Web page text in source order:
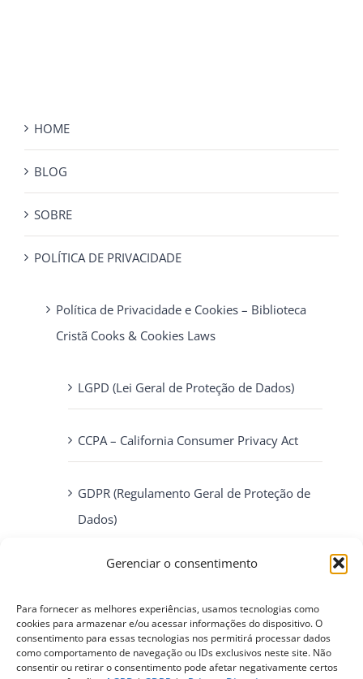
Gerenciar o consentimento
Para fornecer as melhores experiências, usamos tecnologias como
cookies para armazenar e/ou acessar informações do dispositivo. O
consentimento para essas tecnologias nos permitirá processar dados
como comportamento de navegação ou IDs exclusivos neste site. Não
consentir ou retirar o consentimento pode afetar negativamente certos
HOME
BLOG
SOBRE
POLÍTICA DE PRIVACIDADE
Política de Privacidade e Cookies – Biblioteca
Cristã Cooks & Cookies Laws
LGPD (Lei Geral de Proteção de Dados)
CCPA – California Consumer Privacy Act
GDPR (Regulamento Geral de Proteção de
Dados)
ePrivacy Directive (Diretiva ePrivacidade)
PIPEDA (Personal Information Protection
and Electronic Documents Act)